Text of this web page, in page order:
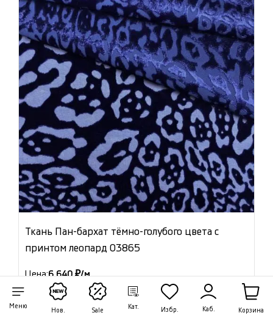
Меню
Нов. Sale
Кат. Избр. Каб. Корзина
Ткань Пан-бархат тёмно-голубого цвета с
принтом леопард 03865
Цена:6 640 ₽/м
Артикул: 03865
В наличии 3.70 м